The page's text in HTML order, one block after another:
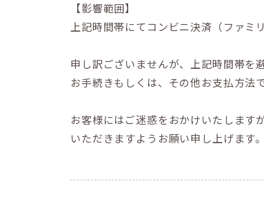
【影響範囲】
上記時間帯にてコンビニ決済（ファミ
申し訳ございませんが、上記時間帯を
お手続きもしくは、その他お支払方法
お客様にはご迷惑をおかけいたします
いただきますようお願い申し上げます。